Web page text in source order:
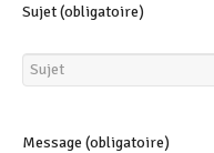
Sujet (obligatoire)
Message (obligatoire)